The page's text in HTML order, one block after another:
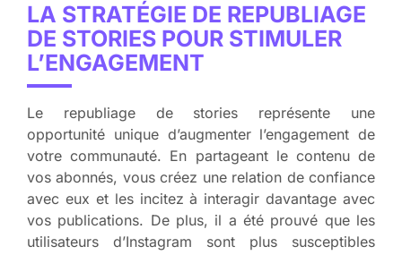
LA STRATÉGIE DE REPUBLIAGE
DE STORIES POUR STIMULER
L’ENGAGEMENT
Le republiage de stories représente une
opportunité unique d’augmenter l’engagement de
votre communauté. En partageant le contenu de
vos abonnés, vous créez une relation de confiance
avec eux et les incitez à interagir davantage avec
vos publications. De plus, il a été prouvé que les
utilisateurs d’Instagram sont plus susceptibles